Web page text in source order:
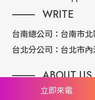
WRITE
台南總公司： 台南市
台北分公司： 台北市
ABOUT US
專業設計團隊 結合 嚴謹
立即來電